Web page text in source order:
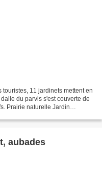
11 jardinets mettent en
du parvis s'est couverte de
Prairie naturelle Jardin
aubades